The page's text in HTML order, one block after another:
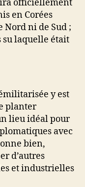
officiellement
en Corées
Nord ni de Sud ;
su laquelle était
y est
planter
lieu idéal pour
avec
bien,
d’autres
et industrielles